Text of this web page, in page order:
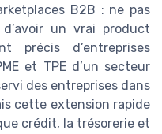
B2B : ne pas
un vrai product
précis d’entreprises
et TPE d’un secteur
des entreprises dans
cette extension rapide
crédit, la trésorerie et